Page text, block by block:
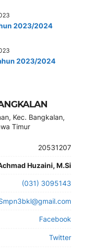
2023/2024
2023/2024
Kec. Bangkalan,
Timur
20531207
Huzaini, M.Si
(031) 3095143
Facebook
Twitter